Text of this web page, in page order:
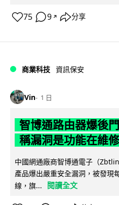
75 9 ↗ 分享
商業科技 資訊保安
Vin 1 日
智博通路由器爆後
稱漏洞是功能在維
中國網通廠商智博通電子（
產品爆出嚴重安全漏洞，被發現
線，旗...
閱讀全文